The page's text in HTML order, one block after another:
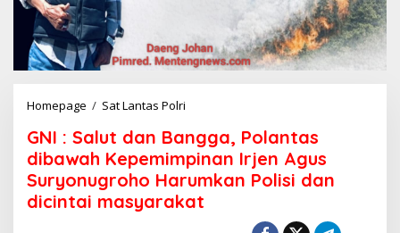
Homepage / Sat Lantas Polri
I
:
S
a
l
GNI : Salut dan Bangga, Polantas
dibawah Kepemimpinan Irjen Agus
Suryonugroho Harumkan Polisi dan
dicintai masyarakat